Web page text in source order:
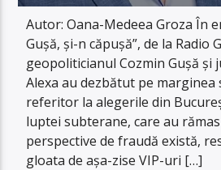
Autor: Oana-Medeea Groza În
Gușă, și-n căpușă”, de la Radio
geopoliticianul Cozmin Gușă și
Alexa au dezbătut pe marginea
referitor la alegerile din
luptei subterane, care au
perspective de fraudă există,
gloata de așa-zise VIP-uri […]